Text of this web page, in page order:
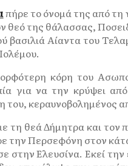
πήρε το όνομά της από τη
θεό της θάλασσας,
βασιλιά Αίαντα του
κόρη του
για να την
του, κεραυνοβολημένος
τη θεά Δήμητρα και
Περσεφόνη στον
Ελευσίνα. Εκεί